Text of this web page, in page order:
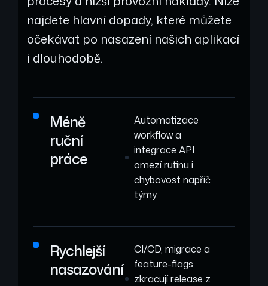
najdete hlavní dopady, které můžete
očekávat po nasazení našich aplikací
i dlouhodobě.
Méně
ruční
práce
Automatizace
workflow a
integrace API
omezí rutinu i
chybovost napříč
týmy.
Rychlejší
nasazování
CI/CD, migrace a
feature-flags
zkracují release z